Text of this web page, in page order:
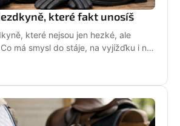
které fakt unosíš
které nejsou jen hezké, ale
má smysl do stáje, na vyjížďku i na